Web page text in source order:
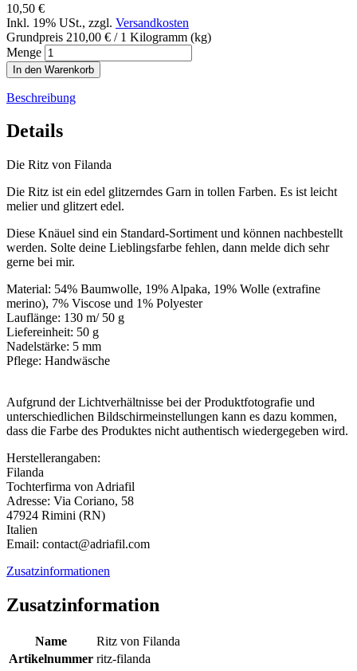
10,50 €
Inkl. 19% USt., zzgl. Versandkosten
Grundpreis 210,00 € / 1 Kilogramm (kg)
Menge
In den Warenkorb
Beschreibung
Details
Die Ritz von Filanda
Die Ritz ist ein edel glitzerndes Garn in tollen Farben. Es ist leicht
melier und glitzert edel.
Diese Knäuel sind ein Standard-Sortiment und können nachbestellt
werden. Solte deine Lieblingsfarbe fehlen, dann melde dich sehr
gerne bei mir.
Material: 54% Baumwolle, 19% Alpaka, 19% Wolle (extrafine
merino), 7% Viscose und 1% Polyester
Lauflänge: 130 m/ 50 g
Liefereinheit: 50 g
Nadelstärke: 5 mm
Pflege: Handwäsche
Aufgrund der Lichtverhältnisse bei der Produktfotografie und
unterschiedlichen Bildschirmeinstellungen kann es dazu kommen,
dass die Farbe des Produktes nicht authentisch wiedergegeben wird.
Herstellerangaben:
Filanda
Tochterfirma von Adriafil
Adresse: Via Coriano, 58
47924 Rimini (RN)
Italien
Email: contact@adriafil.com
Zusatzinformationen
Zusatzinformation
Name
Ritz von Filanda
Artikelnummer ritz-filanda